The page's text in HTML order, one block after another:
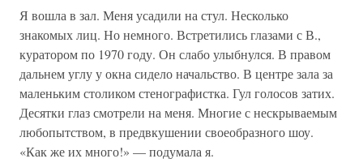
Я вошла в зал. Меня усадили на стул. Несколько
знакомых лиц. Но немного. Встретились глазами с В.,
куратором по 1970 году. Он слабо улыбнулся. В правом
дальнем углу у окна сидело начальство. В центре зала за
маленьким столиком стенографистка. Гул голосов затих.
Десятки глаз смотрели на меня. Многие с нескрываемым
любопытством, в предвкушении своеобразного шоу.
«Как же их много!» — подумала я.